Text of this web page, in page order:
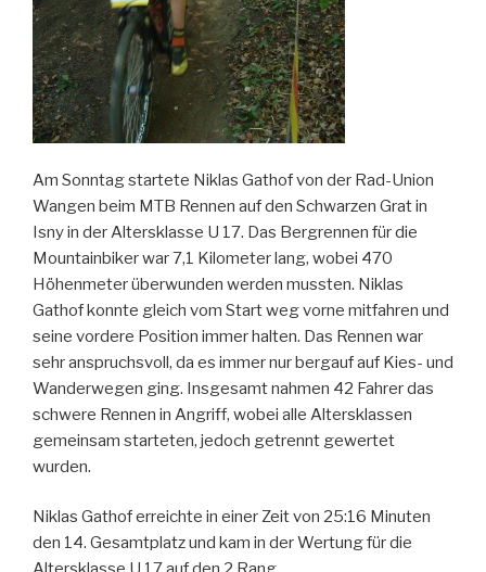
Am Sonntag startete Niklas Gathof von der Rad-Union
Wangen beim MTB Rennen auf den Schwarzen Grat in
Isny in der Altersklasse U 17. Das Bergrennen für die
Mountainbiker war 7,1 Kilometer lang, wobei 470
Höhenmeter überwunden werden mussten. Niklas
Gathof konnte gleich vom Start weg vorne mitfahren und
seine vordere Position immer halten. Das Rennen war
sehr anspruchsvoll, da es immer nur bergauf auf Kies- und
Wanderwegen ging. Insgesamt nahmen 42 Fahrer das
schwere Rennen in Angriff, wobei alle Altersklassen
gemeinsam starteten, jedoch getrennt gewertet
wurden.
Niklas Gathof erreichte in einer Zeit von 25:16 Minuten
den 14. Gesamtplatz und kam in der Wertung für die